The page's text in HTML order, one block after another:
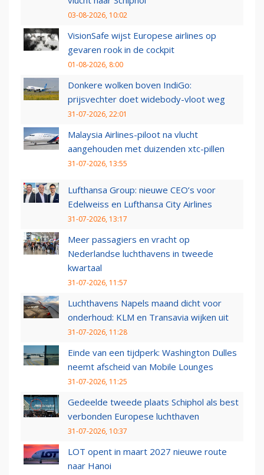
03-08-2026, 10:02
VisionSafe wijst Europese airlines op
gevaren rook in de cockpit
01-08-2026, 8:00
Donkere wolken boven IndiGo:
prijsvechter doet widebody-vloot weg
31-07-2026, 22:01
Malaysia Airlines-piloot na vlucht
aangehouden met duizenden xtc-pillen
31-07-2026, 13:55
Lufthansa Group: nieuwe CEO’s voor
Edelweiss en Lufthansa City Airlines
31-07-2026, 13:17
Meer passagiers en vracht op
Nederlandse luchthavens in tweede
kwartaal
31-07-2026, 11:57
Luchthavens Napels maand dicht voor
onderhoud: KLM en Transavia wijken uit
31-07-2026, 11:28
Einde van een tijdperk: Washington Dulles
neemt afscheid van Mobile Lounges
31-07-2026, 11:25
Gedeelde tweede plaats Schiphol als best
verbonden Europese luchthaven
31-07-2026, 10:37
LOT opent in maart 2027 nieuwe route
naar Hanoi